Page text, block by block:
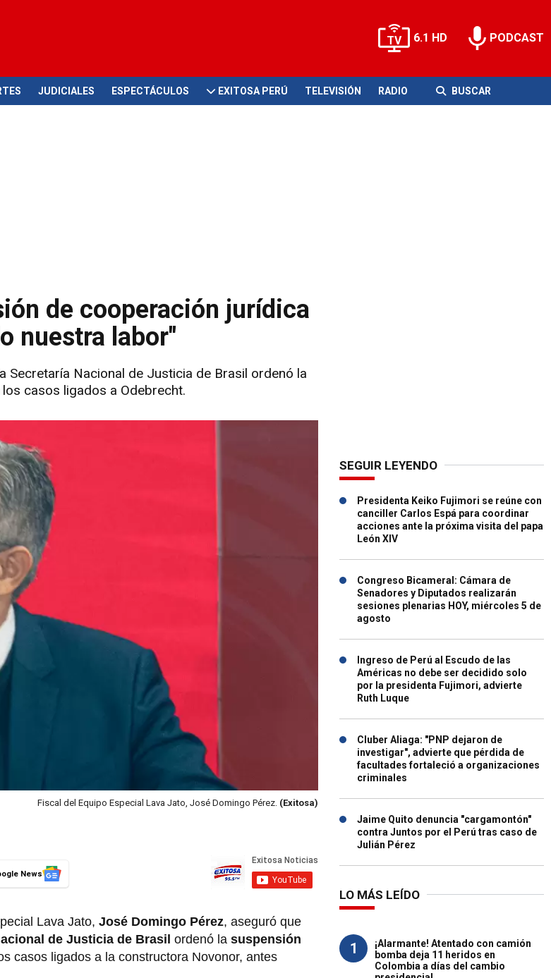
6.1 HD PODCAST
JUDICIALES ESPECTÁCULOS EXITOSA PERÚ TELEVISIÓN RADIO BUSCAR
de cooperación jurídica
nuestra labor"
Secretaría Nacional de Justicia de Brasil ordenó la
casos ligados a Odebrecht.
Fiscal del Equipo Especial Lava Jato, José Domingo Pérez. (Exitosa)
News
Lava Jato, José Domingo Pérez, aseguró que
de Justicia de Brasil ordenó la suspensión
casos ligados a la constructora Novonor, antes
SEGUIR LEYENDO
Presidenta Keiko Fujimori se reúne con
canciller Carlos Espá para coordinar
acciones ante la próxima visita del papa
León XIV
Congreso Bicameral: Cámara de
Senadores y Diputados realizarán
sesiones plenarias HOY, miércoles 5 de
agosto
Ingreso de Perú al Escudo de las
Américas no debe ser decidido solo
por la presidenta Fujimori, advierte
Ruth Luque
Cluber Aliaga: "PNP dejaron de
investigar", advierte que pérdida de
facultades fortaleció a organizaciones
criminales
Jaime Quito denuncia "cargamontón"
contra Juntos por el Perú tras caso de
Julián Pérez
LO MÁS LEÍDO
1
¡Alarmante! Atentado con camión
bomba deja 11 heridos en
Colombia a días del cambio